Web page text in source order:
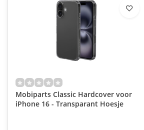
Mobiparts Classic Hardcover voor
iPhone 16 - Transparant Hoesje